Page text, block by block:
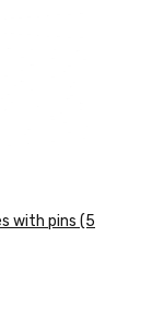
with pins (5